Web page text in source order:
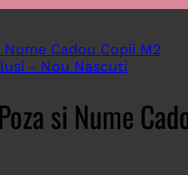
- Nou Nascuti
si Nume